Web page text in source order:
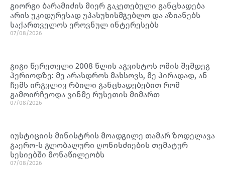
გიორგი ბარამიძის მიერ გაკეთებული განცხადება
არის უკიდურესად უპასუხისმგებლო და აზიანებს
საქართველოს ეროვნულ ინტერესებს
07/08/2026
გიგი წერეთელი 2008 წლის აგვისტოს ომის შემდეგ
პერიოდზე: მე არასდროს მახსოვს, მე პირადად, ან
ჩემს ირგვლივ რბილი განცხადებებით რომ
გამოირჩეოდა ვინმე რუსეთის მიმართ
07/08/2026
იუსტიციის მინისტრის მოადგილე თამარ ზოდელავა
გაერო-ს გლობალური ღონისძიების თემატურ
სესიებში მონაწილეობს
07/08/2026